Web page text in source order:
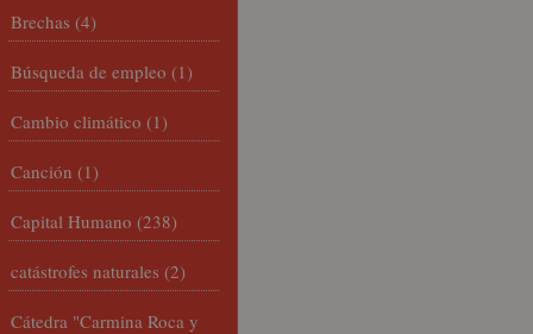
Brechas (4)
Búsqueda de empleo (1)
Cambio climático (1)
Canción (1)
Capital Humano (238)
catástrofes naturales (2)
Cátedra "Carmina Roca y